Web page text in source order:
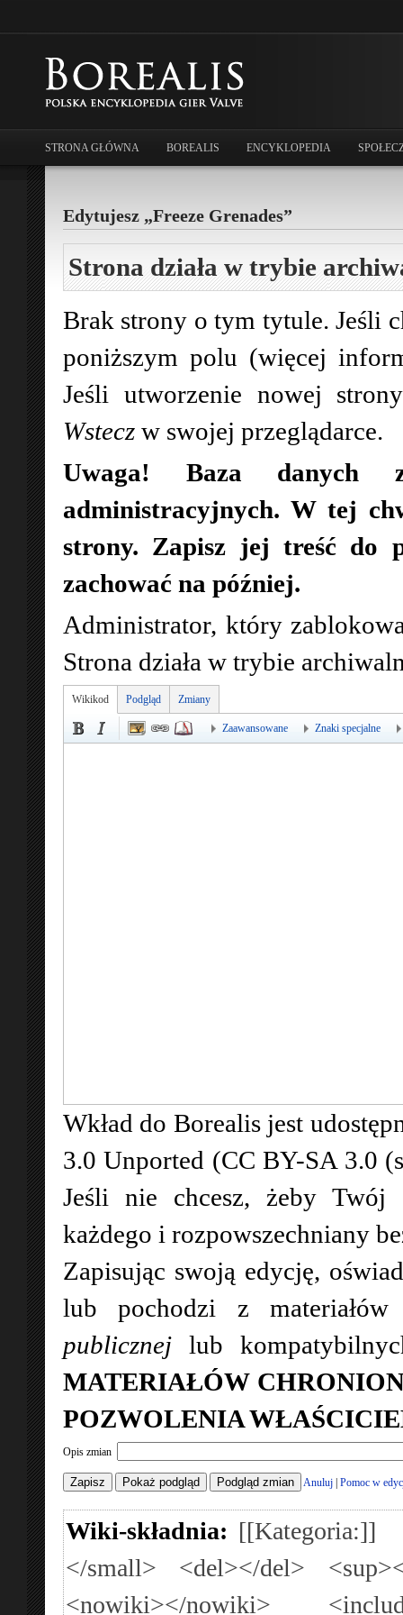
STRONA GŁÓWNA BOREALIS ENCYKLOPEDIA
Edytujesz „Freeze Grenades”
Strona działa w trybie
Brak strony o tym tytule. Jeśli
poniższym polu (więcej
Jeśli utworzenie nowej
Wstecz w swojej przeglądarce.
Uwaga! Baza danych
administracyjnych. W tej
strony. Zapisz jej treść do
zachować na później.
Administrator, który
Strona działa w trybie
Wikikod Podgląd Zmiany
Zaawansowane Znaki specjalne
Wkład do Borealis jest
3.0 Unported (CC BY-SA 3.0
Jeśli nie chcesz, żeby Twój
każdego i rozpowszechniany
Zapisując swoją edycję,
lub pochodzi z
publicznej lub
MATERIAŁÓW
POZWOLENIA
Opis zmian
Anuluj Pomoc w
Wiki-składnia: [[Kategoria:]]
</small>
<del></del>
<nowiki></nowiki>